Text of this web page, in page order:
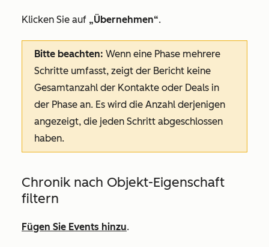
Klicken Sie auf „Übernehmen“.
Bitte beachten: Wenn eine Phase mehrere
Schritte umfasst, zeigt der Bericht keine
Gesamtanzahl der Kontakte oder Deals in
der Phase an. Es wird die Anzahl derjenigen
angezeigt, die jeden Schritt abgeschlossen
haben.
Chronik nach Objekt-Eigenschaft
filtern
Fügen Sie Events hinzu.